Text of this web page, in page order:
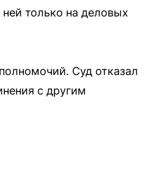
только на деловых
Суд отказал
с другим